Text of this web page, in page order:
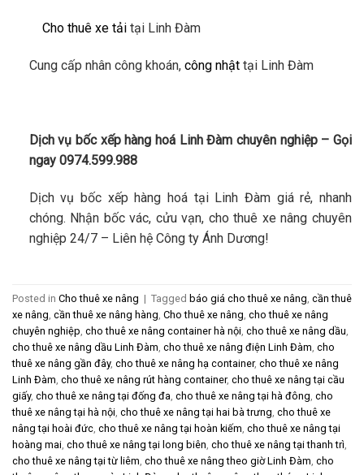
Cho thuê xe tảitại Linh Đàm
Cung cấp nhân công khoán, công nhậttại Linh Đàm
Dịch vụ bốc xếp hàng hoá Linh Đàm chuyên nghiệp – Gọi
ngay 0974.599.988
Dịch vụ bốc xếp hàng hoá tại Linh Đàm giá rẻ, nhanh
chóng. Nhận bốc vác, cửu vạn, cho thuê xe nâng chuyên
nghiệp 24/7 – Liên hệ Công ty Ánh Dương!
Posted in Cho thuê xe nâng | Tagged báo giá cho thuê xe nâng cần thuê
xe nâng cần thuê xe nâng hàng Cho thuê xe nâng cho thuê xe nâng
chuyên nghiệp cho thuê xe nâng container hà nội cho thuê xe nâng dầu
cho thuê xe nâng dầu Linh Đàm cho thuê xe nâng điện Linh Đàm cho
thuê xe nâng gần đây, cho thuê xe nâng hạ container, cho thuê xe nâng
Linh Đàm cho thuê xe nâng rút hàng container, cho thuê xe nâng tại cầu
giấy, cho thuê xe nâng tại đống đa cho thuê xe nâng tại hà đông cho
thuê xe nâng tại hà nội cho thuê xe nâng tại hai bà trưng cho thuê xe
nâng tại hoài đức cho thuê xe nâng tại hoàn kiếm cho thuê xe nâng tại
hoàng mai cho thuê xe nâng tại long biên cho thuê xe nâng tại thanh trì
cho thuê xe nâng tại từ liêm cho thuê xe nâng theo giờ Linh Đàm cho